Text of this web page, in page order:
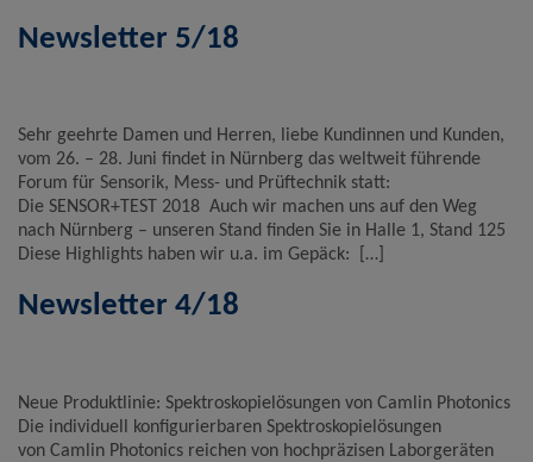
Newsletter 5/18
Sehr geehrte Damen und Herren, liebe Kundinnen und Kunden,
vom 26. – 28. Juni findet in Nürnberg das weltweit führende
Forum für Sensorik, Mess- und Prüftechnik statt:
Die SENSOR+TEST 2018 Auch wir machen uns auf den Weg
nach Nürnberg – unseren Stand finden Sie in Halle 1, Stand 125
Diese Highlights haben wir u.a. im Gepäck: […]
Newsletter 4/18
Neue Produktlinie: Spektroskopielösungen von Camlin Photonics
Die individuell konfigurierbaren Spektroskopielösungen
von Camlin Photonics reichen von hochpräzisen Laborgeräten